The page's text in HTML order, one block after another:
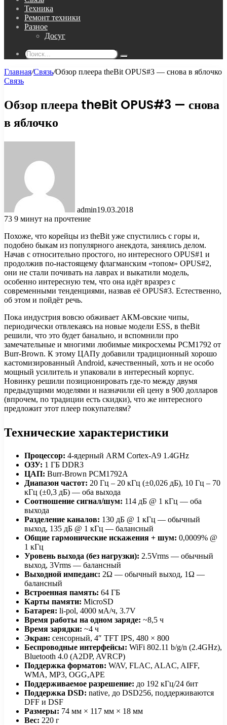
Техника
Ремонт техники
Разное
Досуг
Поиск...
Главная/Связь/Обзор плеера theBit OPUS#3 — снова в яблочко
Связь
Обзор плеера theBit OPUS#3 — снова
в яблочко
admin19.03.2018
73 9 минут на прочтение
Похоже, что корейцы из theBit уже спустились с горы и,
подобно быкам из популярного анекдота, занялись делом.
Начав с относительно простого, но интересного OPUS#1 и
продолжив по-настоящему флагманским «топом» OPUS#2,
они не стали почивать на лаврах и выкатили модель,
особенно интересную тем, что она идёт вразрез с
современными тенденциями, назвав её OPUS#3. Естественно,
об этом и пойдёт речь.
Пока индустрия вовсю обживает АКМ-овские чипы,
периодически отвлекаясь на новые модели ESS, в theBit
решили, что это будет банально, и вспомнили про
замечательные и многими любимые микросхемы PCM1792 от
Burr-Brown. К этому ЦАПу добавили традиционный хорошо
кастомизированный Android, качественный, хоть и не особо
мощный усилитель и упаковали в интересный корпус.
Новинку решили позиционировать где-то между двумя
предыдущими моделями и назначили ей цену в 900 долларов
(впрочем, по традиции есть скидки), что же интересного
предложит этот плеер покупателям?
Технические характеристики
Процессор: 4-ядерный ARM Cortex-A9 1.4GHz
ОЗУ: 1 ГБ DDR3
ЦАП: Burr-Brown PCM1792A
Диапазон частот: 20 Гц – 20 кГц (±0,026 дБ), 10 Гц – 70
кГц (±0,3 дБ) — оба выхода
Соотношение сигнал/шум: 114 дБ @ 1 кГц — оба
выхода
Разделение каналов: 130 дБ @ 1 кГц — обычный
выход, 135 дБ @ 1 кГц — балансный
Общие гармонические искажения + шум: 0,0009% @
1 кГц
Уровень выхода (без нагрузки): 2.5Vrms — обычный
выход, 3Vrms — балансный
Выходной импеданс: 2Ω — обычный выход, 1Ω —
балансный
Встроенная память: 64 ГБ
Карты памяти: MicroSD
Батарея: li-pol, 4000 мА/ч, 3.7V
Время работы на одном заряде: ~8,5 ч
Время зарядки: ~4 ч
Экран: сенсорный, 4″ TFT IPS, 480 × 800
Беспроводные интерфейсы: WiFi 802.11 b/g/n (2.4GHz),
Bluetooth 4.0 (A2DP, AVRCP)
Поддержка форматов: WAV, FLAC, ALAC, AIFF,
WMA, MP3, OGG,APE
Поддерживаемое разрешение: до 192 кГц/24 бит
Поддержка DSD: native, до DSD256, поддерживаются
DFF и DSF
Размеры: 74 мм × 117 мм × 18 мм
Вес: 220 г